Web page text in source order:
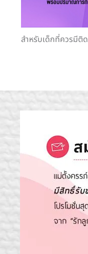
สำหรับเด็กที่ควรมีติ